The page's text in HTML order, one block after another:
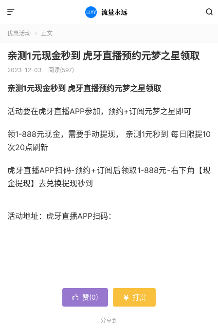


优惠活动  正文
亲测1元现金秒到 虎牙直播预约元梦之星领取
2023-12-03 阅读(597)
亲测1元现金秒到 虎牙直播预约元梦之星领取
活动要在虎牙直播APP参加，预约+订阅元梦之星即可
领1-888元现金，需要手动提现， 亲测1元秒到 每日限提10
次20点刷新
虎牙直播APP扫码-预约+订阅后领取1-888元-右下角【现
金提现】去兑换提现秒到
活动地址：虎牙直播APP扫码：
 赞(0)  打赏
分享到